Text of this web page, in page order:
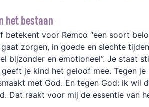
het bestaan
betekent voor Remco “een soort
zorgen, in goede en slechte
bijzonder en emotioneel”. Je staat
geeft je kind het geloof mee. Tegen
met God. En tegen God: ik wil
Dat raakt voor mij de essentie van